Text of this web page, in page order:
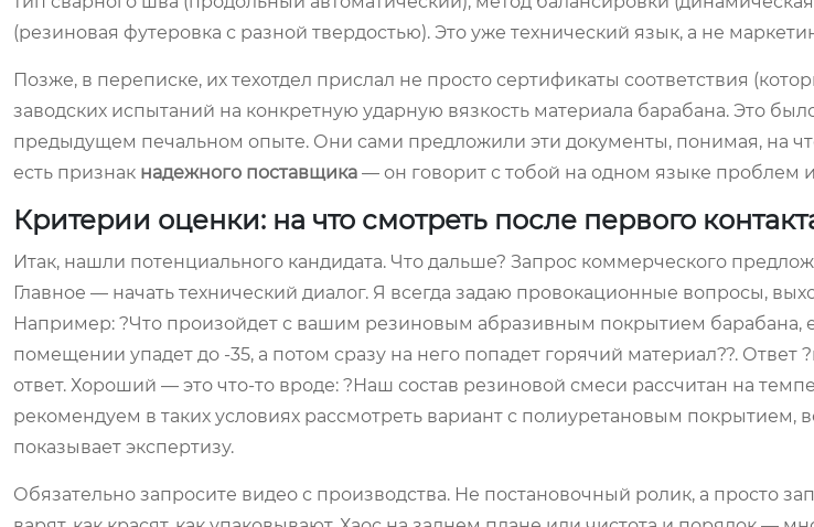
(резиновая футеровка с разной твердостью). Это уже технический язык, а не
Позже, в переписке, их техотдел прислал не просто сертификаты соответствия
заводских испытаний на конкретную ударную вязкость материала барабана. Это
предыдущем печальном опыте. Они сами предложили эти документы, понимая, на
есть признак надежного поставщика — он говорит с тобой на одном языке проблем
Критерии оценки: на что смотреть после первого
Итак, нашли потенциального кандидата. Что дальше? Запрос коммерческого
Главное — начать технический диалог. Я всегда задаю провокационные вопросы,
Например: ?Что произойдет с вашим резиновым абразивным покрытием барабана,
помещении упадет до -35, а потом сразу на него попадет горячий материал??. Ответ
ответ. Хороший — это что-то вроде: ?Наш состав резиновой смеси рассчитан на
рекомендуем в таких условиях рассмотреть вариант с полиуретановым покрытием,
показывает экспертизу.
Обязательно запросите видео с производства. Не постановочный ролик, а просто